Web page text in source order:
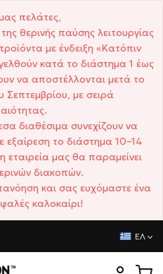
πελάτες,
θερινής παύσης λειτουργίας
με ένδειξη «Κατόπιν
κατά το διάστημα 1 έως
να αποστέλλονται μετά το
με σειρά
διαθέσιμα συνεχίζουν να
εξαίρεση το διάστημα 10–14
μας θα παραμείνει
διακοπών.
και σας ευχόμαστε ένα
καλοκαίρι!
ΕΛ